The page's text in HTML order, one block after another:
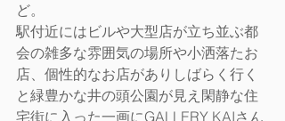
ど。
駅付近にはビルや大型店が立ち並ぶ都
会の雑多な雰囲気の場所や小洒落たお
店、個性的なお店がありしばらく行く
と緑豊かな井の頭公園が見え閑静な住
宅街に入った一画にGALLERY KAIさん